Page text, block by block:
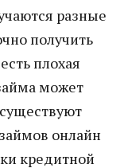
разные
получить
плохая
может
онлайн
кредитной